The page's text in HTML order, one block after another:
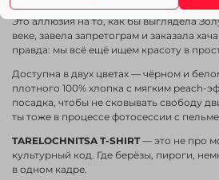
Это аллюзия на то, как бы выглядела
веке, завела запретограм и заказала
правда: мы всё ещё ищем красоту в
Доступна в двух цветах — чёрном и
плотного 100% хлопка с мягким peach-
посадка, чтобы не сковывать свободу
ты тоже в процессе фотосессии с
TARELOCHNITSA T-SHIRT— это не про
культурный код. Где берёзы, пироги,
в одном кадре.